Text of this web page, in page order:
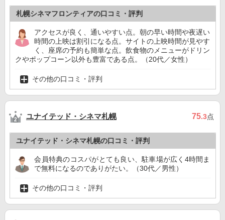
札幌シネマフロンティアの口コミ・評判
アクセスが良く、通いやすい点。朝の早い時間や夜遅い
時間の上映は割引になる点。サイトの上映時間が見やす
く、座席の予約も簡単な点。飲食物のメニューがドリン
クやポップコーン以外も豊富である点。（20代／女性）
その他の口コミ・評判
ユナイテッド・シネマ札幌 75.3点
ユナイテッド・シネマ札幌の口コミ・評判
会員特典のコスパがとても良い、駐車場が広く4時間ま
で無料になるのでありがたい。（30代／男性）
その他の口コミ・評判